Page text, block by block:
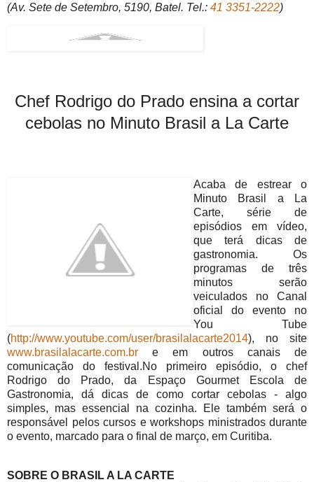
(Av. Sete de Setembro, 5190, Batel. Tel.: 41 3351-2222)
Chef Rodrigo do Prado ensina a cortar
cebolas no Minuto Brasil a La Carte
Acaba de estrear o
Minuto Brasil a La
Carte, série de
episódios em vídeo,
que terá dicas de
gastronomia. Os
programas de três
minutos serão
veiculados no Canal
oficial do evento no
You Tube
(http://www.youtube.com/user/brasilalacarte2014), no site
www.brasilalacarte.com.br e em outros canais de
comunicação do festival.No primeiro episódio, o chef
Rodrigo do Prado, da Espaço Gourmet Escola de
Gastronomia, dá dicas de como cortar cebolas - algo
simples, mas essencial na cozinha. Ele também será o
responsável pelos cursos e workshops ministrados durante
o evento, marcado para o final de março, em Curitiba.
SOBRE O BRASIL A LA CARTE